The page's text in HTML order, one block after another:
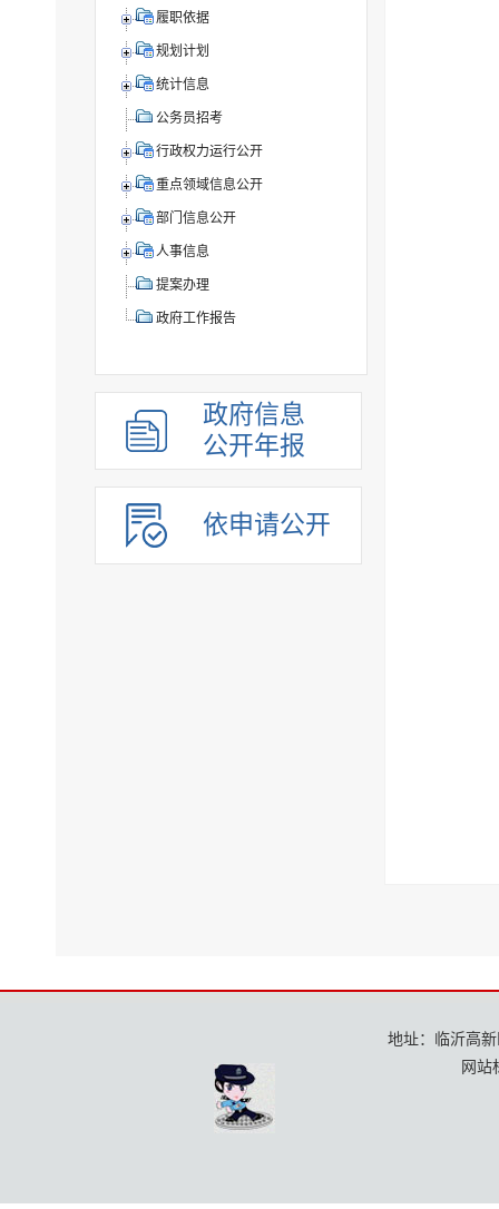
履职依据
规划计划
统计信息
公务员招考
行政权力运行公开
重点领域信息公开
部门信息公开
人事信息
提案办理
政府工作报告
政府信息
公开年报
依申请公开
地址：临沂高
网站